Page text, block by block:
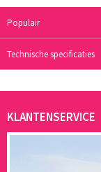
Populair
Technische specificaties
KLANTENSERVICE